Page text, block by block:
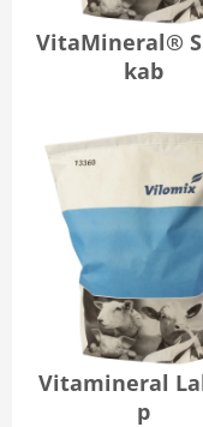
VitaMineral®
kab
Vitamineral
p